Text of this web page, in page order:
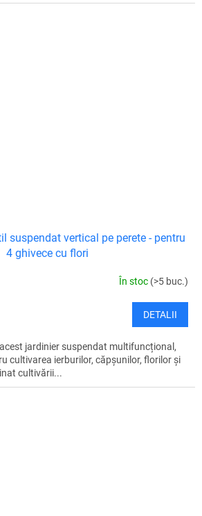
suspendat vertical pe perete - pentru
4 ghivece cu flori
În stoc (>5 buc.)
DETALII
jardinier suspendat multifuncțional,
cultivarea ierburilor, căpșunilor, florilor și
cultivării...